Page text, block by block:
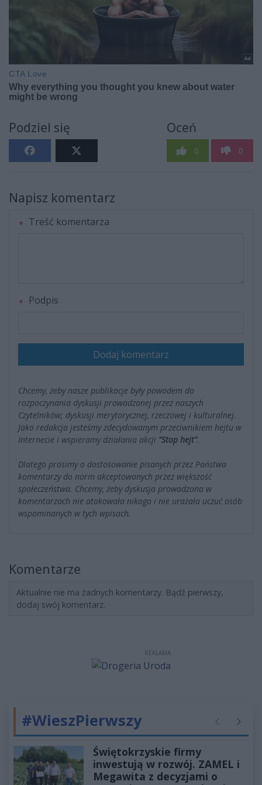
Podziel się Oceń
0 0
Napisz komentarz
Treść komentarza
Podpis
Dodaj komentarz
Chcemy, żeby nasze publikacje były powodem do
rozpoczynania dyskusji prowadzonej przez naszych
Czytelników; dyskusji merytorycznej, rzeczowej i kulturalnej.
Jako redakcja jesteśmy zdecydowanym przeciwnikiem hejtu w
Internecie i wspieramy działania akcji "Stop hejt".
Dlatego prosimy o dostosowanie pisanych przez Państwa
komentarzy do norm akceptowanych przez większość
społeczeństwa. Chcemy, żeby dyskusja prowadzona w
komentarzach nie atakowała nikogo i nie urażała uczuć osób
wspominanych w tych wpisach.
Komentarze
Aktualnie nie ma żadnych komentarzy. Bądź pierwszy,
dodaj swój komentarz.
REKLAMA
#WieszPierwszy Poprzednie
Świętokrzyskie firmy
inwestują w rozwój. ZAMEL i
Megawita z decyzjami o